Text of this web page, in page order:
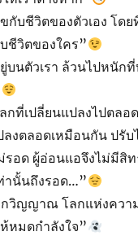
กับชีวิตของตัวเอง โดย
ชีวิตของใคร”
บนตัวเรา ล้วนไปหนัก
ที่เปลี่ยนแปลงไปตลอด
ลงตลอดเหมือนกัน ปรับ
รอด ผู้อ่อนแอจึงไม่มีสิ
านั้นถึงรอด…”
วิญญาณ โลกแห่งควา
หมดกำลังใจ”